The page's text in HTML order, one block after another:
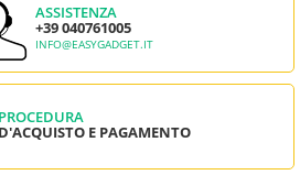
ASSISTENZA
+39 040761005
INFO@EASYGADGET.IT
PROCEDURA
D'ACQUISTO E PAGAMENTO